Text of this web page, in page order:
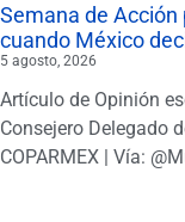
Semana de Acción
cuando México
5 agosto, 2026
Artículo de Opinión
Consejero Delegado
COPARMEX | Vía: